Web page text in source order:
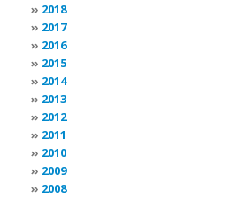
2018
2017
2016
2015
2014
2013
2012
2011
2010
2009
2008